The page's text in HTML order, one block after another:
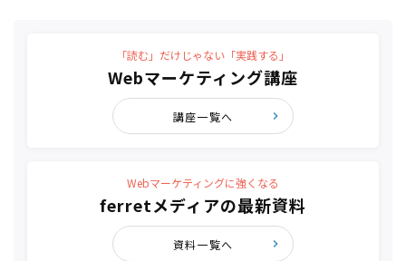
「読む」だけじゃない「実践する」
Webマーケティング講座
講座一覧へ
Webマーケティングに強くなる
ferretメディアの最新資料
資料一覧へ